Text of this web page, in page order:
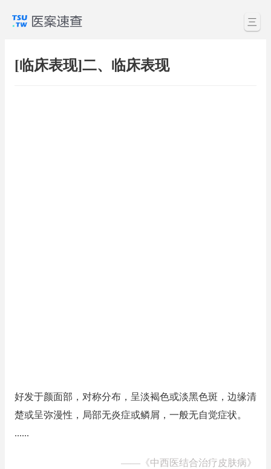
三
[临床表现]二、临床表现
好发于颜面部，对称分布，呈淡褐色或淡黑色斑，边缘清
楚或呈弥漫性，局部无炎症或鳞屑，一般无自觉症状。
......
—— 《中西医结合治疗皮肤病》